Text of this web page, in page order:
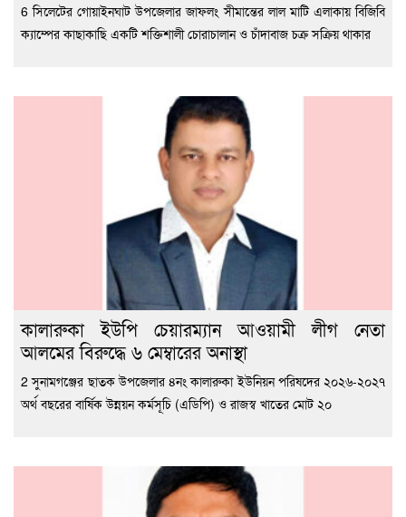
6 সিলেটের গোয়াইনঘাট উপজেলার জাফলং সীমান্তের লাল মাটি এলাকায় বিজিবি
ক্যাম্পের কাছাকাছি একটি শক্তিশালী চোরাচালান ও চাঁদাবাজ চক্র সক্রিয় থাকার
কালারুকা ইউপি চেয়ারম্যান আওয়ামী লীগ নেতা
আলমের বিরুদ্ধে ৬ মেম্বারের অনাস্থা
2 সুনামগঞ্জের ছাতক উপজেলার ৪নং কালারুকা ইউনিয়ন পরিষদের ২০২৬-২০২৭
অর্থ বছরের বার্ষিক উন্নয়ন কর্মসূচি (এডিপি) ও রাজস্ব খাতের মোট ২০